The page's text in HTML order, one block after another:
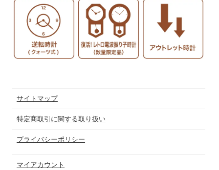
サイトマップ
特定商取引に関する取り扱い
プライバシーポリシー
マイアカウント